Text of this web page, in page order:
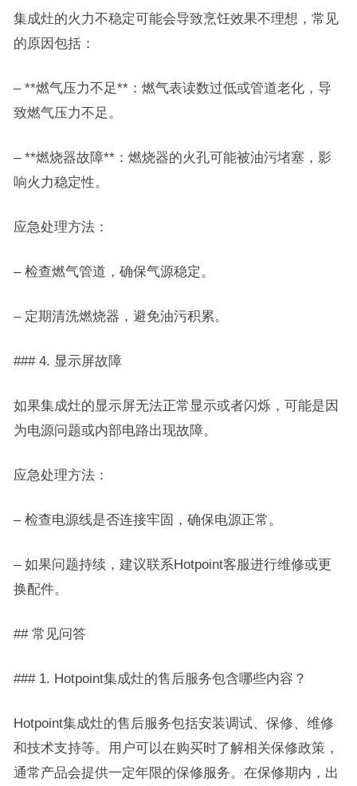
集成灶的火力不稳定可能会导致烹饪效果不理想，常见
的原因包括：
– **燃气压力不足**：燃气表读数过低或管道老化，导
致燃气压力不足。
– **燃烧器故障**：燃烧器的火孔可能被油污堵塞，影
响火力稳定性。
应急处理方法：
– 检查燃气管道，确保气源稳定。
– 定期清洗燃烧器，避免油污积累。
### 4. 显示屏故障
如果集成灶的显示屏无法正常显示或者闪烁，可能是因
为电源问题或内部电路出现故障。
应急处理方法：
– 检查电源线是否连接牢固，确保电源正常。
– 如果问题持续，建议联系Hotpoint客服进行维修或更
换配件。
## 常见问答
### 1. Hotpoint集成灶的售后服务包含哪些内容？
Hotpoint集成灶的售后服务包括安装调试、保修、维修
和技术支持等。用户可以在购买时了解相关保修政策，
通常产品会提供一定年限的保修服务。在保修期内，出